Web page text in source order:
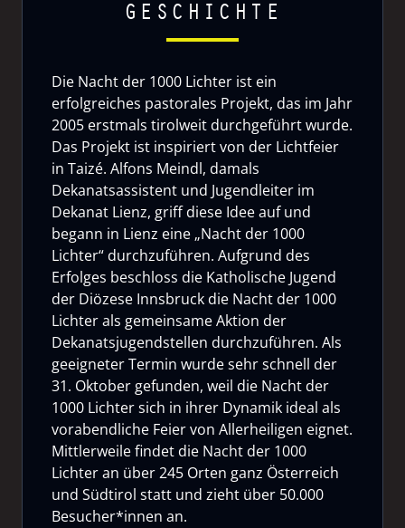
GESCHICHTE
Die Nacht der 1000 Lichter ist ein
erfolgreiches pastorales Projekt, das im Jahr
2005 erstmals tirolweit durchgeführt wurde.
Das Projekt ist inspiriert von der Lichtfeier
in Taizé. Alfons Meindl, damals
Dekanatsassistent und Jugendleiter im
Dekanat Lienz, griff diese Idee auf und
begann in Lienz eine „Nacht der 1000
Lichter“ durchzuführen. Aufgrund des
Erfolges beschloss die Katholische Jugend
der Diözese Innsbruck die Nacht der 1000
Lichter als gemeinsame Aktion der
Dekanatsjugendstellen durchzuführen. Als
geeigneter Termin wurde sehr schnell der
31. Oktober gefunden, weil die Nacht der
1000 Lichter sich in ihrer Dynamik ideal als
vorabendliche Feier von Allerheiligen eignet.
Mittlerweile findet die Nacht der 1000
Lichter an über 245 Orten ganz Österreich
und Südtirol statt und zieht über 50.000
Besucher*innen an.